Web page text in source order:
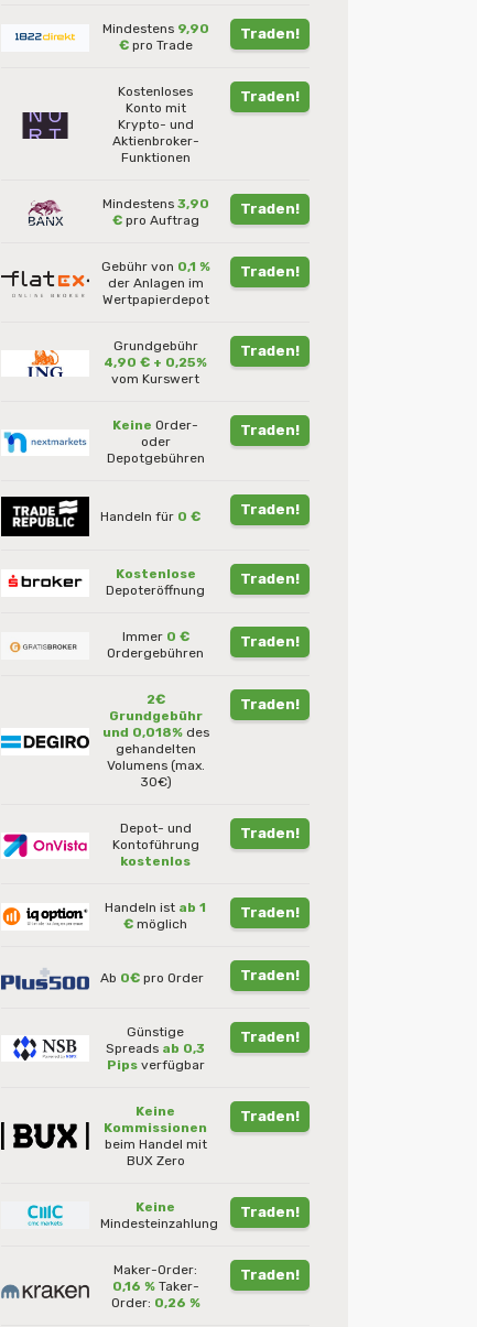
Mindestens 9,90
€pro Trade
Traden!
Kostenloses
Konto mit
Krypto- und
Aktienbroker-
Funktionen
Traden!
Mindestens 3,90
€pro Auftrag
Traden!
Gebühr von 0,1 %
der Anlagen im
Wertpapierdepot
Traden!
Grundgebühr
4,90 € + 0,25%
vom Kurswert
Traden!
Keine Order-
oder
Depotgebühren
Traden!
Handeln für 0 € Traden!
Kostenlose
Depoteröffnung
Traden!
Immer 0 €
Ordergebühren
Traden!
2€
Grundgebühr
und 0,018%des
gehandelten
Volumens (max.
30€)
Traden!
Depot- und
Kontoführung
kostenlos
Traden!
Handeln ist ab 1
€ möglich
Traden!
Ab 0€ pro Order Traden!
Günstige
Spreads ab 0,3
Pips verfügbar
Traden!
Keine
Kommissionen
beim Handel mit
BUX Zero
Traden!
Keine
Mindesteinzahlung
Traden!
Maker-Order:
0,16 %Taker-
Order: 0,26 %
Traden!